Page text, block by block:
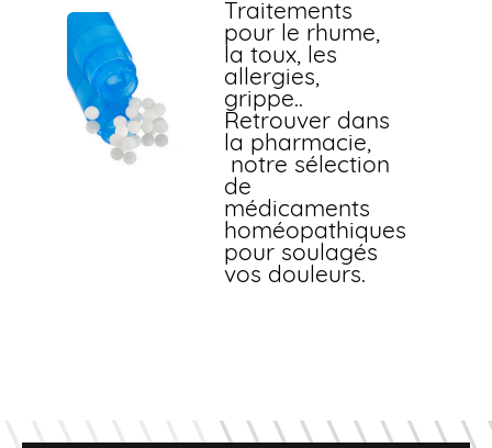
Traitements
pour le rhume,
la toux, les
allergies,
grippe..
Retrouver dans
la pharmacie,
notre sélection
de
médicaments
homéopathiques
pour soulagés
vos douleurs.